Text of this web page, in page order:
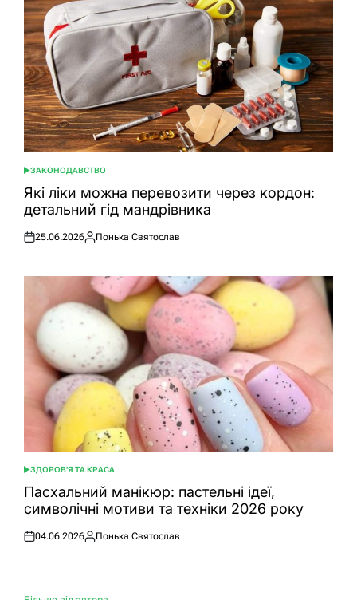
ОПУБЛІКУВАТИ
У
ЗАКОНОДАВСТВО
Які ліки можна перевозити через кордон:
детальний гід мандрівника
Оприлюднено
25.06.2026
Опубліковано
Понька Святослав
ОПУБЛІКУВАТИ
У
ЗДОРОВ'Я ТА КРАСА
Пасхальний манікюр: пастельні ідеї,
символічні мотиви та техніки 2026 року
Оприлюднено
04.06.2026
Опубліковано
Понька Святослав